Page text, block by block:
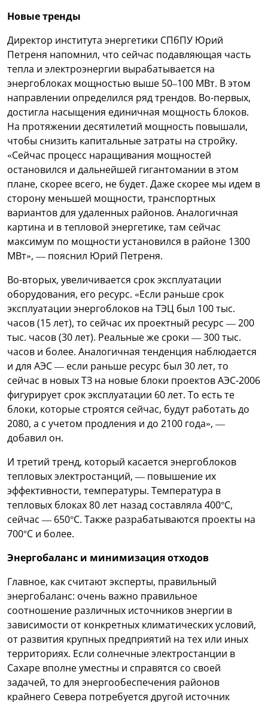
Новые тренды
Директор института энергетики СПбПУ Юрий
Петреня напомнил, что сейчас подавляющая часть
тепла и электроэнергии вырабатывается на
энергоблоках мощностью выше 50–100 МВт. В этом
направлении определился ряд трендов. Во-первых,
достигла насыщения единичная мощность блоков.
На протяжении десятилетий мощность повышали,
чтобы снизить капитальные затраты на стройку.
«Сейчас процесс наращивания мощностей
остановился и дальнейшей гигантомании в этом
плане, скорее всего, не будет. Даже скорее мы идем в
сторону меньшей мощности, транспортных
вариантов для удаленных районов. Аналогичная
картина и в тепловой энергетике, там сейчас
максимум по мощности установился в районе 1300
МВт», — пояснил Юрий Петреня.
Во-вторых, увеличивается срок эксплуатации
оборудования, его ресурс. «Если раньше срок
эксплуатации энергоблоков на ТЭЦ был 100 тыс.
часов (15 лет), то сейчас их проектный ресурс — 200
тыс. часов (30 лет). Реальные же сроки — 300 тыс.
часов и более. Аналогичная тенденция наблюдается
и для АЭС — если раньше ресурс был 30 лет, то
сейчас в новых ТЗ на новые блоки проектов АЭС-2006
фигурирует срок эксплуатации 60 лет. То есть те
блоки, которые строятся сейчас, будут работать до
2080, а с учетом продления и до 2100 года», —
добавил он.
И третий тренд, который касается энергоблоков
тепловых электростанций, — повышение их
эффективности, температуры. Температура в
тепловых блоках 80 лет назад составляла 400°C,
сейчас — 650°C. Также разрабатываются проекты на
700°C и более.
Энергобаланс и минимизация отходов
Главное, как считают эксперты, правильный
энергобаланс: очень важно правильное
соотношение различных источников энергии в
зависимости от конкретных климатических условий,
от развития крупных предприятий на тех или иных
территориях. Если солнечные электростанции в
Сахаре вполне уместны и справятся со своей
задачей, то для энергообеспечения районов
крайнего Севера потребуется другой источник